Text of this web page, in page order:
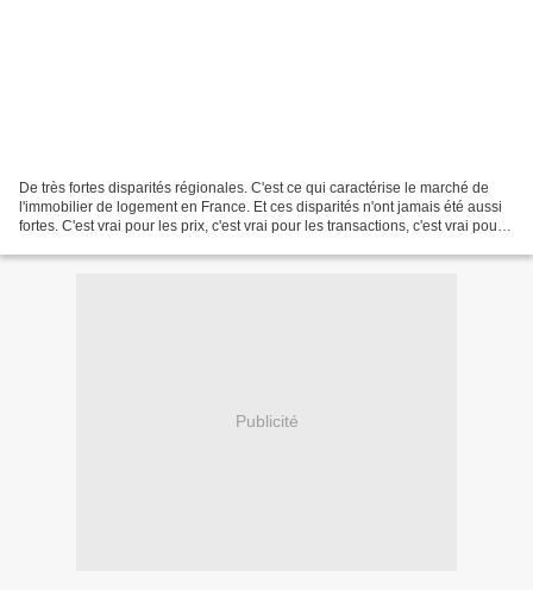
De très fortes disparités régionales. C'est ce qui caractérise le marché de
l'immobilier de logement en France. Et ces disparités n'ont jamais été aussi
fortes. C'est vrai pour les prix, c'est vrai pour les transactions, c'est vrai pour
Publicité